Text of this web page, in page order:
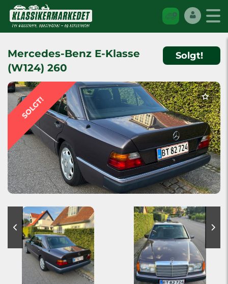
Solgt!
Mercedes-Benz E-Klasse
(W124) 260
SOLGT!